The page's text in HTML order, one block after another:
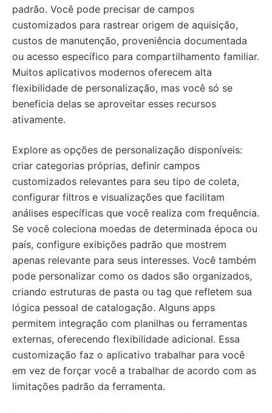
padrão. Você pode precisar de campos
customizados para rastrear origem de aquisição,
custos de manutenção, proveniência documentada
ou acesso específico para compartilhamento familiar.
Muitos aplicativos modernos oferecem alta
flexibilidade de personalização, mas você só se
beneficia delas se aproveitar esses recursos
ativamente.
Explore as opções de personalização disponíveis:
criar categorias próprias, definir campos
customizados relevantes para seu tipo de coleta,
configurar filtros e visualizações que facilitam
análises específicas que você realiza com frequência.
Se você coleciona moedas de determinada época ou
país, configure exibições padrão que mostrem
apenas relevante para seus interesses. Você também
pode personalizar como os dados são organizados,
criando estruturas de pasta ou tag que refletem sua
lógica pessoal de catalogação. Alguns apps
permitem integração com planilhas ou ferramentas
externas, oferecendo flexibilidade adicional. Essa
customização faz o aplicativo trabalhar para você
em vez de forçar você a trabalhar de acordo com as
limitações padrão da ferramenta.